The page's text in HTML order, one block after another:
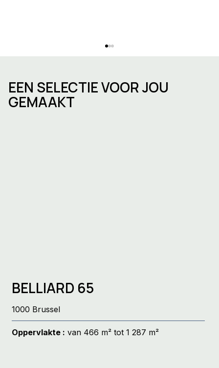
EEN SELECTIE VOOR JOU
GEMAAKT
BELLIARD 65
1000 Brussel
Oppervlakte : van 466 m² tot 1 287 m²